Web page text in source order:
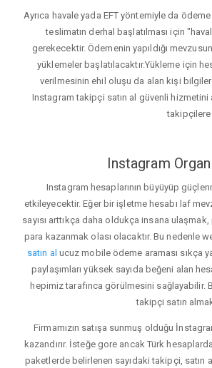
Ayrıca havale yada EFT yöntemiyle da
teslimatın derhal başlatılması için
gerekecektir. Ödemenin yapıldığı
yüklemeler başlatılacaktır.Yükleme için
verilmesinin ehil oluşu da alan kişi
Instagram takipçi satın al güvenli
Instagram
Instagram hesaplarının büyüyüp
etkileyecektir. Eğer bir işletme hesabı laf
sayısı arttıkça daha oldukça insana
para kazanmak olası olacaktır. Bu nedenle
satın al ucuz mobile ödeme araması sıkça
paylaşımları yüksek sayıda beğeni alan
hepimiz tarafınca görülmesini
takipçi satın
Firmamızın satışa sunmuş olduğu
kazandırır. İsteğe gore ancak Türk
paketlerde belirlenen sayıdaki takipçi, satın